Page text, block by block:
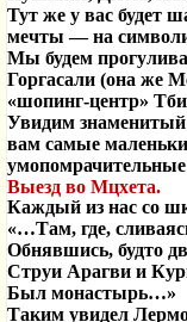
Тут же у вас будет
мечты — на
Мы будем
Горгасали (она же
«шопинг-центр»
Увидим знаменитый
вам самые
Выезд во Мцхета.
Каждый из нас со
«…Там, где,
Обнявшись, будто
Струи Арагви и
Был монастырь…»
Таким увидел